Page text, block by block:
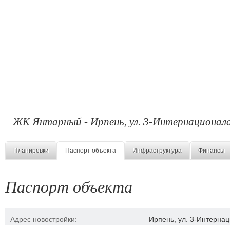
ЖК Янтарный - Ирпень, ул. 3-
Планировки Паспорт объекта Инфраструктура Финансы
Паспорт объекта
Адрес новостройки: Ирпень, ул. 3-